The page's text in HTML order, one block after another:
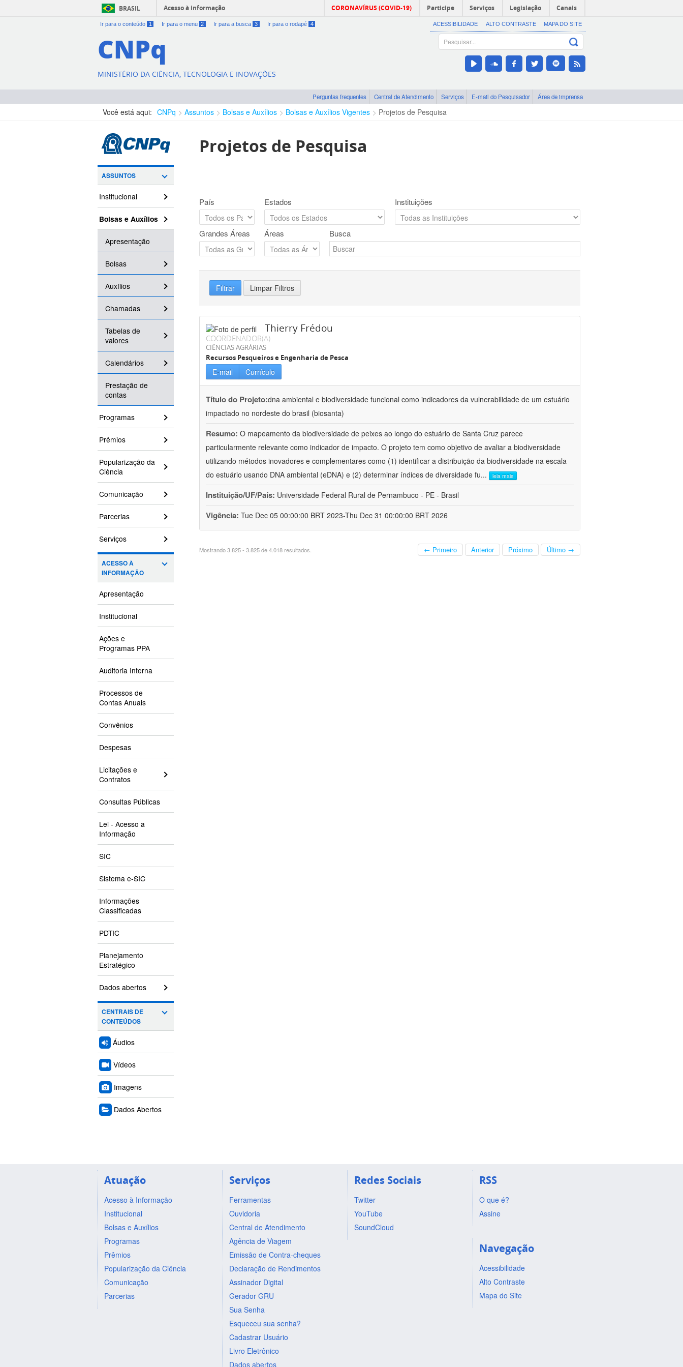
BRASIL Acesso à informação CORONAVÍRUS (COVID-19) Participe Serviços Legislação Canais
Ir para o conteúdo 1 Ir para o menu 2 Ir para a busca 3 Ir para o rodapé 4 ACESSIBILIDADE ALTO CONTRASTE MAPA DO SITE
CNPq
MINISTÉRIO DA CIÊNCIA, TECNOLOGIA E INOVAÇÕES
Perguntas frequentes Central de Atendimento Serviços E-mail do Pesquisador Área de imprensa
Você está aqui: CNPq Assuntos Bolsas e Auxílios Bolsas e Auxílios Vigentes Projetos de Pesquisa
ASSUNTOS
Institucional
Bolsas e Auxílios
Apresentação
Bolsas
Auxílios
Chamadas
Tabelas de
valores
Calendários
Prestação de
contas
Programas
Prêmios
Popularização da
Ciência
Comunicação
Parcerias
Serviços
ACESSO À
INFORMAÇÃO
Apresentação
Institucional
Ações e
Programas PPA
Auditoria Interna
Processos de
Contas Anuais
Convênios
Despesas
Licitações e
Contratos
Consultas Públicas
Lei - Acesso a
Informação
SIC
Sistema e-SIC
Informações
Classificadas
PDTIC
Planejamento
Estratégico
Dados abertos
CENTRAIS DE
CONTEÚDOS
Áudios
Vídeos
Imagens
Dados Abertos
Projetos de Pesquisa
País Estados Instituições
Grandes Áreas Áreas Busca
Filtrar Limpar Filtros
Thierry Frédou
COORDENADOR(A)
CIÊNCIAS AGRÁRIAS
Recursos Pesqueiros e Engenharia de Pesca
E-mail Currículo
Título do Projeto:dna ambiental e biodiversidade funcional como indicadores da vulnerabilidade de um estuário
impactado no nordeste do brasil (biosanta)
Resumo: O mapeamento da biodiversidade de peixes ao longo do estuário de Santa Cruz parece
particularmente relevante como indicador de impacto. O projeto tem como objetivo de avaliar a biodiversidade
utilizando métodos inovadores e complementares como (1) identificar a distribuição da biodiversidade na escala
do estuário usando DNA ambiental (eDNA) e (2) determinar índices de diversidade fu... leia mais
Instituição/UF/País: Universidade Federal Rural de Pernambuco - PE - Brasil
Vigência: Tue Dec 05 00:00:00 BRT 2023-Thu Dec 31 00:00:00 BRT 2026
Mostrando 3.825 - 3.825 de 4.018 resultados. ← Primeiro Anterior Próximo Último →
Atuação
Acesso à Informação
Institucional
Bolsas e Auxílios
Programas
Prêmios
Popularização da Ciência
Comunicação
Parcerias
Serviços
Ferramentas
Ouvidoria
Central de Atendimento
Agência de Viagem
Emissão de Contra-cheques
Declaração de Rendimentos
Assinador Digital
Gerador GRU
Sua Senha
Esqueceu sua senha?
Cadastrar Usuário
Livro Eletrônico
Dados abertos
Redes Sociais
Twitter
YouTube
SoundCloud
RSS
O que é?
Assine
Navegação
Acessibilidade
Alto Contraste
Mapa do Site